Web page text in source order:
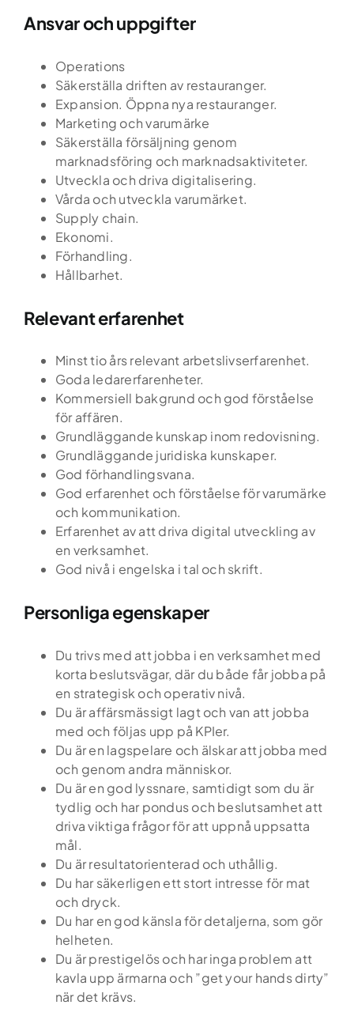
Ansvar och uppgifter
Operations
Säkerställa driften av restauranger.
Expansion. Öppna nya restauranger.
Marketing och varumärke
Säkerställa försäljning genom
marknadsföring och marknadsaktiviteter.
Utveckla och driva digitalisering.
Vårda och utveckla varumärket.
Supply chain.
Ekonomi.
Förhandling.
Hållbarhet.
Relevant erfarenhet
Minst tio års relevant arbetslivserfarenhet.
Goda ledarerfarenheter.
Kommersiell bakgrund och god förståelse
för affären.
Grundläggande kunskap inom redovisning.
Grundläggande juridiska kunskaper.
God förhandlingsvana.
God erfarenhet och förståelse för varumärke
och kommunikation.
Erfarenhet av att driva digital utveckling av
en verksamhet.
God nivå i engelska i tal och skrift.
Personliga egenskaper
Du trivs med att jobba i en verksamhet med
korta beslutsvägar, där du både får jobba på
en strategisk och operativ nivå.
Du är affärsmässigt lagt och van att jobba
med och följas upp på KPIer.
Du är en lagspelare och älskar att jobba med
och genom andra människor.
Du är en god lyssnare, samtidigt som du är
tydlig och har pondus och beslutsamhet att
driva viktiga frågor för att uppnå uppsatta
mål.
Du är resultatorienterad och uthållig.
Du har säkerligen ett stort intresse för mat
och dryck.
Du har en god känsla för detaljerna, som gör
helheten.
Du är prestigelös och har inga problem att
kavla upp ärmarna och ”get your hands dirty”
när det krävs.
Hem
Tjänster
Kandidatupplevelsen
Lediga jobb
Referensuppdrag
Globalt nätverk
Din karriär
Om oss
Kontakt